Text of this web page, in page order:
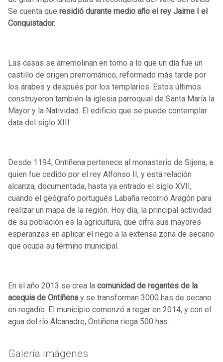
Se cuenta que residió durante medio año el rey Jaime I el
Conquistador.
Las casas se arremolinan en torno a lo que un día fue un
castillo de origen prerrománico, reformado más tarde por
los árabes y después por los templarios. Estos últimos
construyeron también la iglesia parroquial de Santa María la
Mayor y la Natividad. El edificio que se puede contemplar
data del siglo XIII.
Desde 1194, Ontiñena pertenece al monasterio de Sijena, a
quien fue cedido por el rey Alfonso II, y esta relación
alcanza, documentada, hasta ya entrado el siglo XVII,
cuando el geógrafo portugués Labaña recorrió Aragón para
realizar un mapa de la región. Hoy día, la principal actividad
de su población es la agricultura, que cifra sus mayores
esperanzas en aplicar el riego a la extensa zona de secano
que ocupa su término municipal.
En el año 2013 se crea la comunidad de regantes de la
acequia de Ontiñena y se transforman 3000 has de secano
en regadío. El municipio comenzó a regar en 2014, y con el
agua del río Alcanadre, Ontiñena riega 500 has.
Galería imágenes